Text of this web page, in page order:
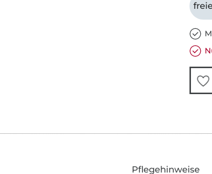
Pflegehinweise